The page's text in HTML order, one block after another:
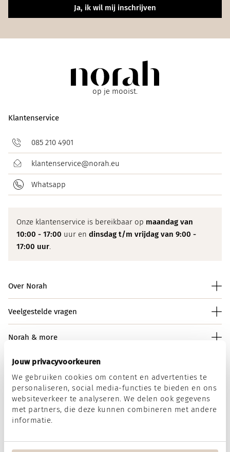
Jouw privacyvoorkeuren
We gebruiken cookies om content en advertenties te
personaliseren, social media-functies te bieden en ons
websiteverkeer te analyseren. We delen ook gegevens
met partners, die deze kunnen combineren met andere
informatie.
Ja, ik wil mij inschrijven
op je mooist.
Klantenservice
085 210 4901
klantenservice@norah.eu
Whatsapp
Onze klantenservice is bereikbaar op maandag van
10:00 - 17:00 uur en dinsdag t/m vrijdag van 9:00 -
17:00 uur.
Over Norah
Veelgestelde vragen
Norah & more
Norah op social media